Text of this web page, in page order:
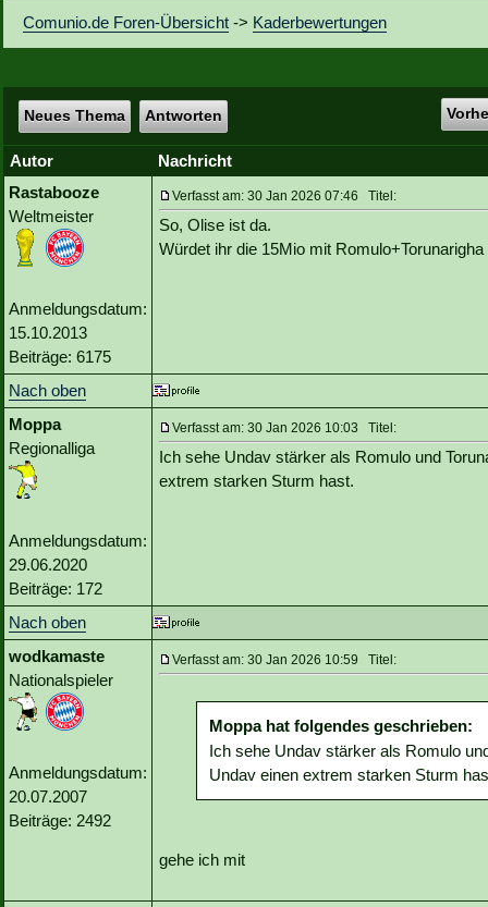
Vereinsfragen
Comunio.de Foren-Übersicht -> Kaderbewertungen
Neues Thema Antworten
Autor
Nachricht
Rastabooze
Weltmeister
Anmeldungsdatum:
15.10.2013
Beiträge: 6175
Verfasst am: 30 Jan 2026 07:46 Titel:
So, Olise ist da.
Würdet ihr die 15Mio mit
Nach oben
Moppa
Regionalliga
Anmeldungsdatum:
29.06.2020
Beiträge: 172
Verfasst am: 30 Jan 2026 10:03 Titel:
Ich sehe Undav stärker als Romulo und
extrem starken Sturm hast.
Nach oben
wodkamaste
Nationalspieler
Anmeldungsdatum:
20.07.2007
Beiträge: 2492
Verfasst am: 30 Jan 2026 10:59 Titel:
Moppa hat folgendes geschrieben:
Ich sehe Undav stärker als Romulo
Undav einen extrem starken Sturm
gehe ich mit